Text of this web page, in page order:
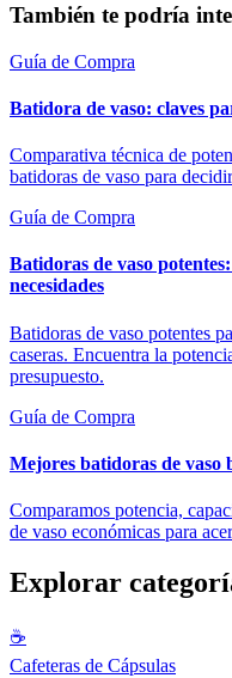
También te podría
Guía de Compra
Batidora de vaso: claves
Comparativa técnica de
batidoras de vaso para
Guía de Compra
Batidoras de vaso
necesidades
Batidoras de vaso potentes
caseras. Encuentra la
presupuesto.
Guía de Compra
Mejores batidoras de vaso
Comparamos potencia,
de vaso económicas para
Explorar
☕
Cafeteras de Cápsulas